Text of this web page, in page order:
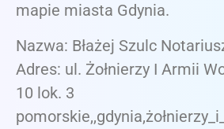
mapie miasta Gdynia.
Nazwa: Błażej Szulc
Adres: ul. Żołnierzy I Armii
10 lok. 3